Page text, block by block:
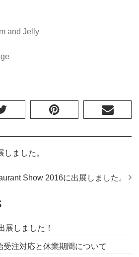
and Jelly
ました。
Show 2016に出展しました。
展しました！
受注対応と休業期間について